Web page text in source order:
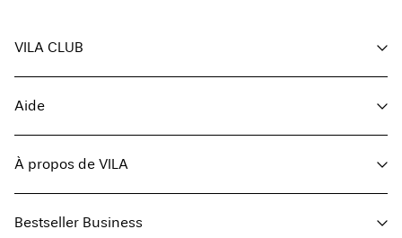
VILA CLUB
Devenir membre
Mon compte
Suivi des commandes
Aide
Solde de la carte-cadeau
Retourner ici
Options de livraison
À propos de VILA
Trouvez un magasin
Bestseller Business